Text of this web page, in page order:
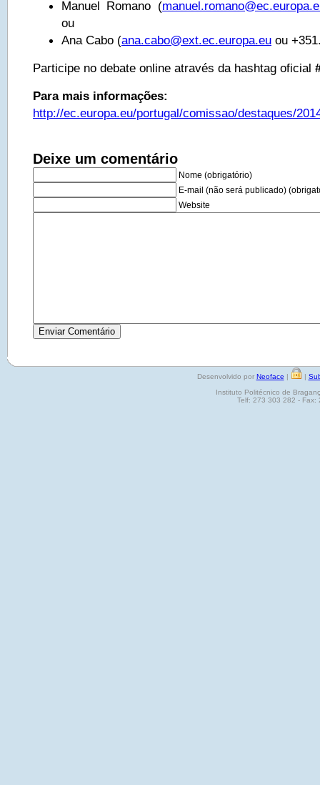
Manuel Romano (
ou
Ana Cabo (ana.cabo@ext.ec.europa.eu ou
Participe no debate online através da hashtag oficial
Para mais informações:
http://ec.europa.eu/portugal/comissao/destaques/
Deixe um comentário
Nome (obrigatório)
E-mail (não será publicado)
Website
Desenvolvido por Neoface | |
Instituto Politécnico de
Telf: 273 303 282 - Fax: